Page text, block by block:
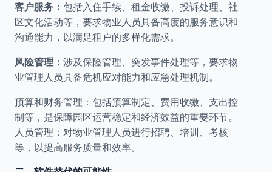
客户服务： 包括入住手续、租金收缴、投诉处理、社
区文化活动等，要求物业人员具备高度的服务意识和
沟通能力，以满足租户的多样化需求。
风险管理： 涉及保险管理、突发事件处理等，要求物
业管理人员具备危机应对能力和应急处理机制。
预算和财务管理：包括预算制定、费用收缴、支出控
制等，是保障园区运营稳定和经济效益的重要环节。
人员管理：对物业管理人员进行招聘、培训、考核
等，以提高服务质量和效率。